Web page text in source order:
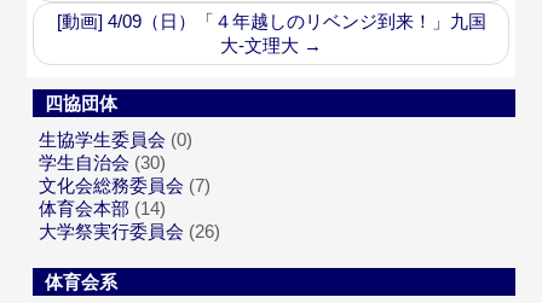
[動画] 4/09（日）「４年越しのリベンジ到来！」九国
大-文理大 →
四協団体
生協学生委員会 (0)
学生自治会 (30)
文化会総務委員会 (7)
体育会本部 (14)
大学祭実行委員会 (26)
体育会系